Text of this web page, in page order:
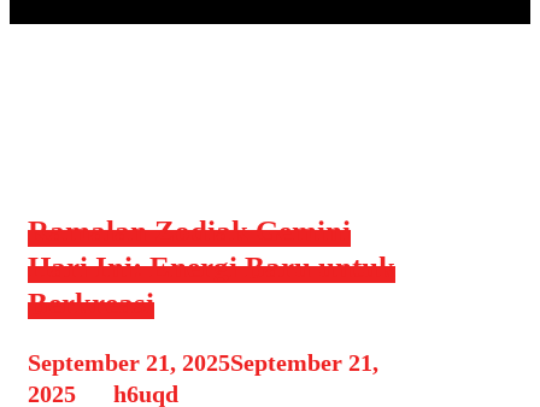
Ramalan Zodiak Gemini
Hari Ini: Energi Baru untuk
Berkreasi
September 21, 2025September 21,
2025
h6uqd